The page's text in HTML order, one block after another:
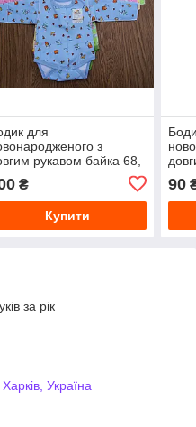
для
з
рукавом байка 68,
₴
Купити
90
за рік
Україна